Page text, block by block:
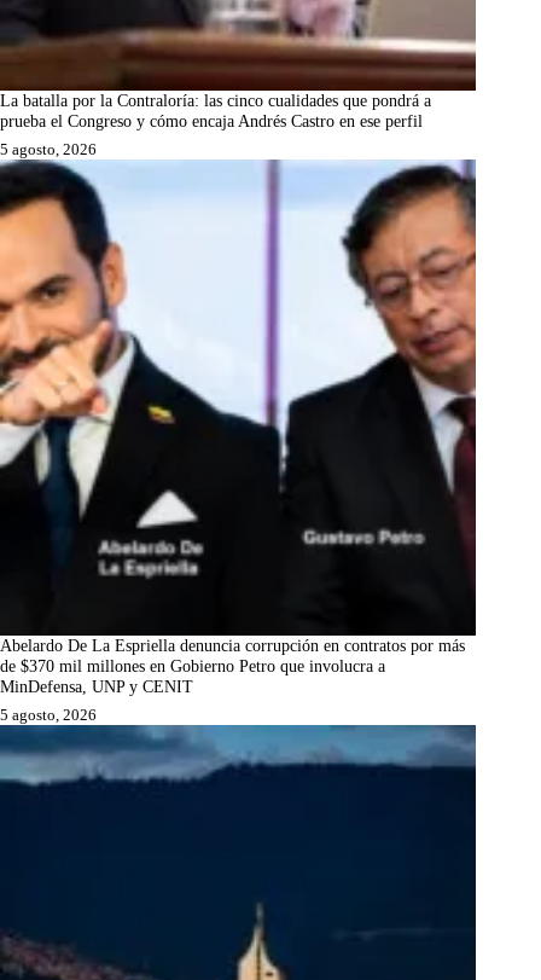
La batalla por la Contraloría: las cinco cualidades que pondrá a
prueba el Congreso y cómo encaja Andrés Castro en ese perfil
5 agosto, 2026
Abelardo De La Espriella denuncia corrupción en contratos por más
de $370 mil millones en Gobierno Petro que involucra a
MinDefensa, UNP y CENIT
5 agosto, 2026